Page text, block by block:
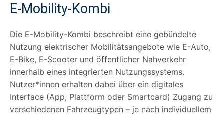
E-Mobility-Kombi
Die E-Mobility-Kombi beschreibt eine gebündelte
Nutzung elektrischer Mobilitätsangebote wie E-Auto,
E-Bike, E-Scooter und öffentlicher Nahverkehr
innerhalb eines integrierten Nutzungssystems.
Nutzer*innen erhalten dabei über ein digitales
Interface (App, Plattform oder Smartcard) Zugang zu
verschiedenen Fahrzeugtypen – je nach individuellem